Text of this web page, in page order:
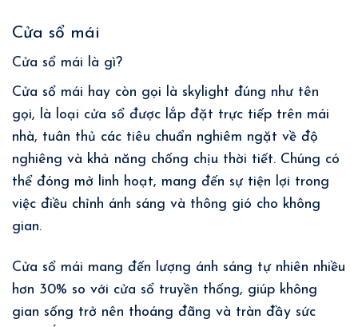
Cửa sổ mái
Cửa sổ mái là gì?
Cửa sổ mái hay còn gọi là skylight đúng như tên
gọi, là loại cửa sổ được lắp đặt trực tiếp trên mái
nhà, tuân thủ các tiêu chuẩn nghiêm ngặt về độ
nghiêng và khả năng chống chịu thời tiết. Chúng có
thể đóng mở linh hoạt, mang đến sự tiện lợi trong
việc điều chỉnh ánh sáng và thông gió cho không
gian.
Cửa sổ mái mang đến lượng ánh sáng tự nhiên nhiều
hơn 30% so với cửa sổ truyền thống, giúp không
gian sống trở nên thoáng đãng và tràn đầy sức